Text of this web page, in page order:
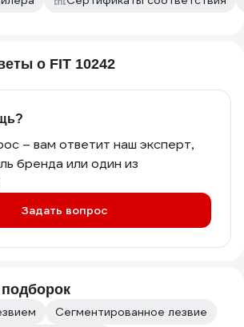
о FIT 10242
– вам ответит наш эксперт,
бренда или один из
Задать вопрос
Сегментированное лезвие